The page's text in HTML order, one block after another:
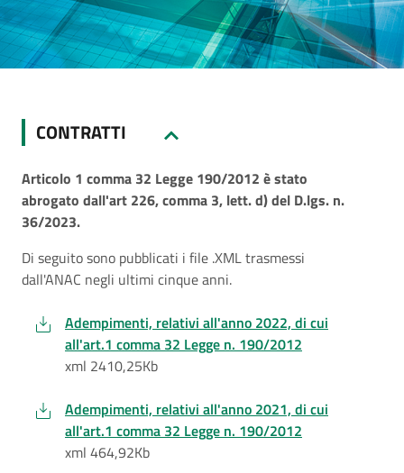
CONTRATTI
Articolo 1 comma 32 Legge 190/2012 è stato
abrogato dall'art 226, comma 3, lett. d) del D.lgs. n.
36/2023.
Di seguito sono pubblicati i file .XML trasmessi
dall'ANAC negli ultimi cinque anni.
Adempimenti, relativi all'anno 2022, di cui
all'art.1 comma 32 Legge n. 190/2012
xml 2410,25Kb
Adempimenti, relativi all'anno 2021, di cui
all'art.1 comma 32 Legge n. 190/2012
xml 464,92Kb